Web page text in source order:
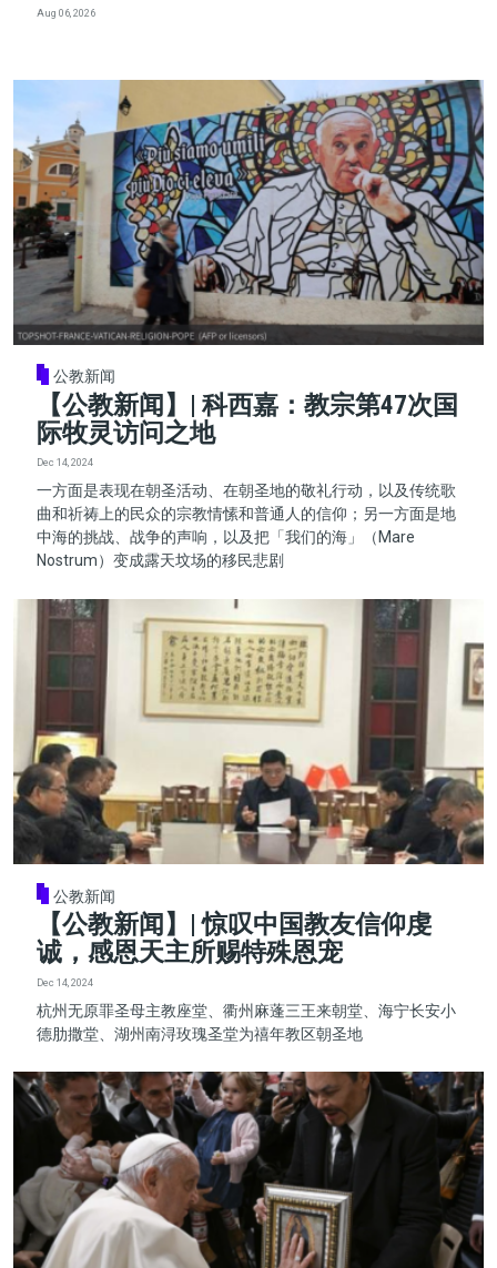
Aug 06, 2026
公教新闻
【公教新闻】| 科西嘉：教宗第47次国
际牧灵访问之地
Dec 14, 2024
一方面是表现在朝圣活动、在朝圣地的敬礼行动，以及传统歌
曲和祈祷上的民众的宗教情愫和普通人的信仰；另一方面是地
中海的挑战、战争的声响，以及把「我们的海」（Mare
Nostrum）变成露天坟场的移民悲剧
公教新闻
【公教新闻】| 惊叹中国教友信仰虔
诚，感恩天主所赐特殊恩宠
Dec 14, 2024
杭州无原罪圣母主教座堂、衢州麻蓬三王来朝堂、海宁长安小
德肋撒堂、湖州南浔玫瑰圣堂为禧年教区朝圣地